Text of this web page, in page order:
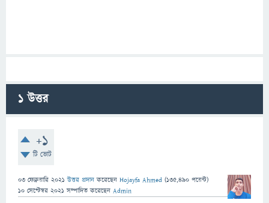
1উত্তর
+1
টি ভোট
03 ফেব্রুয়ারি 2021 উত্তর প্রদান করেছেন Hojayfa Ahmed (135,490 পয়েন্ট)
10 সেপ্টেম্বর 2021 সম্পাদিত করেছেন Admin